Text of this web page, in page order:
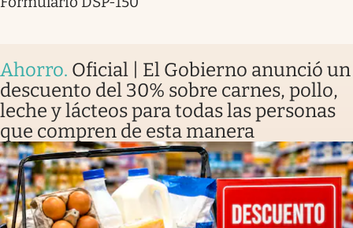
Ahorro. Oficial | El Gobierno anunció un
descuento del 30% sobre carnes, pollo,
leche y lácteos para todas las personas
que compren de esta manera